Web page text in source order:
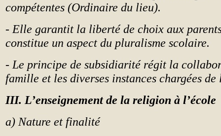
compétentes (Ordinaire du lieu).
- Elle garantit la liberté de choix aux
constitue un aspect du pluralisme scolaire.
- Le principe de subsidiarité régit la
famille et les diverses instances chargées de
III. L’enseignement de la religion à l’école
a) Nature et finalité